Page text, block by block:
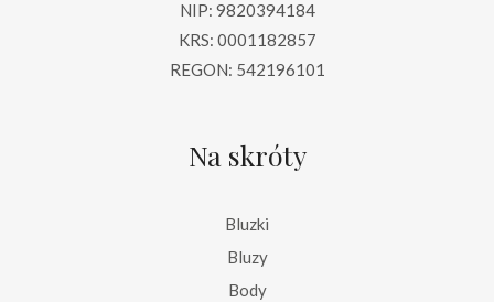
NIP: 9820394184
KRS: 0001182857
REGON: 542196101
Na skróty
Bluzki
Bluzy
Body